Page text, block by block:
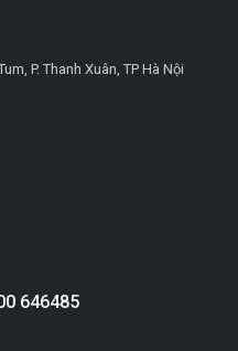
P. Thanh Xuân, TP Hà Nội
646485